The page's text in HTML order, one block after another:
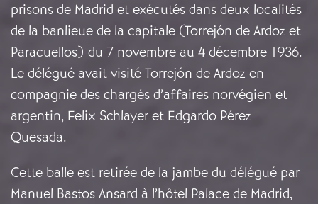
prisons de Madrid et exécutés dans deux localités
de la banlieue de la capitale (Torrejón de Ardoz et
Paracuellos) du 7 novembre au 4 décembre 1936.
Le délégué avait visité Torrejón de Ardoz en
compagnie des chargés d’affaires norvégien et
argentin, Felix Schlayer et Edgardo Pérez
Quesada.
Cette balle est retirée de la jambe du délégué par
Manuel Bastos Ansard à l’hôtel Palace de Madrid,